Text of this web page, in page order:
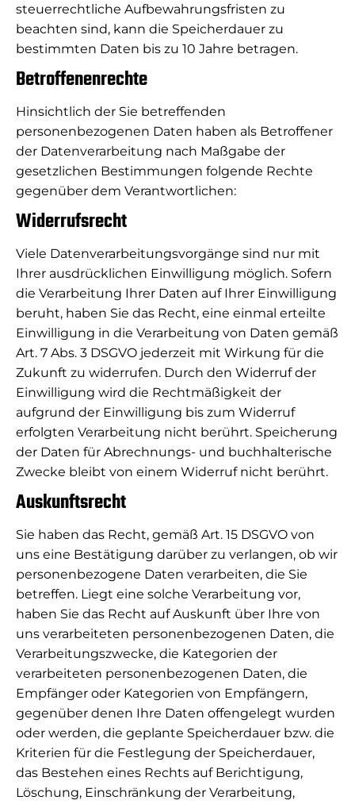
steuerrechtliche Aufbewahrungsfristen zu
beachten sind, kann die Speicherdauer zu
bestimmten Daten bis zu 10 Jahre betragen.
Betroffenenrechte
Hinsichtlich der Sie betreffenden
personenbezogenen Daten haben als Betroffener
der Datenverarbeitung nach Maßgabe der
gesetzlichen Bestimmungen folgende Rechte
gegenüber dem Verantwortlichen:
Widerrufsrecht
Viele Datenverarbeitungsvorgänge sind nur mit
Ihrer ausdrücklichen Einwilligung möglich. Sofern
die Verarbeitung Ihrer Daten auf Ihrer Einwilligung
beruht, haben Sie das Recht, eine einmal erteilte
Einwilligung in die Verarbeitung von Daten gemäß
Art. 7 Abs. 3 DSGVO jederzeit mit Wirkung für die
Zukunft zu widerrufen. Durch den Widerruf der
Einwilligung wird die Rechtmäßigkeit der
aufgrund der Einwilligung bis zum Widerruf
erfolgten Verarbeitung nicht berührt. Speicherung
der Daten für Abrechnungs- und buchhalterische
Zwecke bleibt von einem Widerruf nicht berührt.
Auskunftsrecht
Sie haben das Recht, gemäß Art. 15 DSGVO von
uns eine Bestätigung darüber zu verlangen, ob wir
personenbezogene Daten verarbeiten, die Sie
betreffen. Liegt eine solche Verarbeitung vor,
haben Sie das Recht auf Auskunft über Ihre von
uns verarbeiteten personenbezogenen Daten, die
Verarbeitungszwecke, die Kategorien der
verarbeiteten personenbezogenen Daten, die
Empfänger oder Kategorien von Empfängern,
gegenüber denen Ihre Daten offengelegt wurden
oder werden, die geplante Speicherdauer bzw. die
Kriterien für die Festlegung der Speicherdauer,
das Bestehen eines Rechts auf Berichtigung,
Löschung, Einschränkung der Verarbeitung,